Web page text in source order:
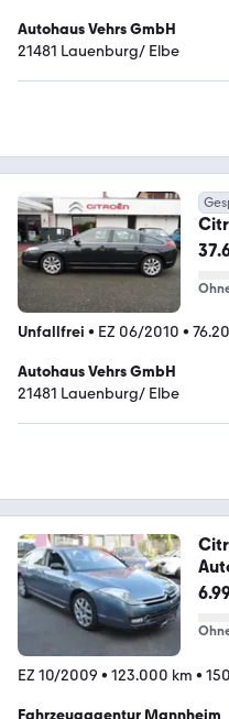
Autohaus Vehrs GmbH
21481 Lauenburg/ Elbe
Unfallfrei • EZ 06/2010 •
Autohaus Vehrs GmbH
21481 Lauenburg/ Elbe
EZ 10/2009 • 123.000 km •